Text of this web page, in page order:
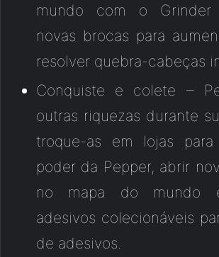
mundo com o
novas brocas para
resolver quebra-cabeças
Conquiste e colete –
outras riquezas durante
troque-as em lojas
poder da Pepper, abrir
no mapa do mundo
adesivos colecionáveis
de adesivos.